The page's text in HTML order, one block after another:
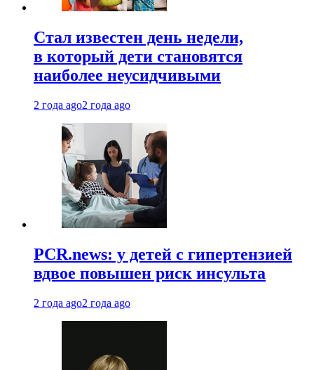
Стал известен день недели,
в который дети становятся
наиболее неусидчивыми
2 года ago2 года ago
PCR.news: у детей с гипертензией
вдвое повышен риск инсульта
2 года ago2 года ago